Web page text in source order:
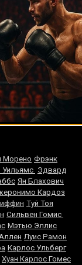
Гэйтжи –
Маддалена –
Морено Фрэнк
Уильямс Эдвард
Ян Блахович
Кардоз
Туй Тоя
Сильвен Гомис
Мэтью Эллис
Луис Рамон
Карлос Ульберг
Хуан Карлос Гомес